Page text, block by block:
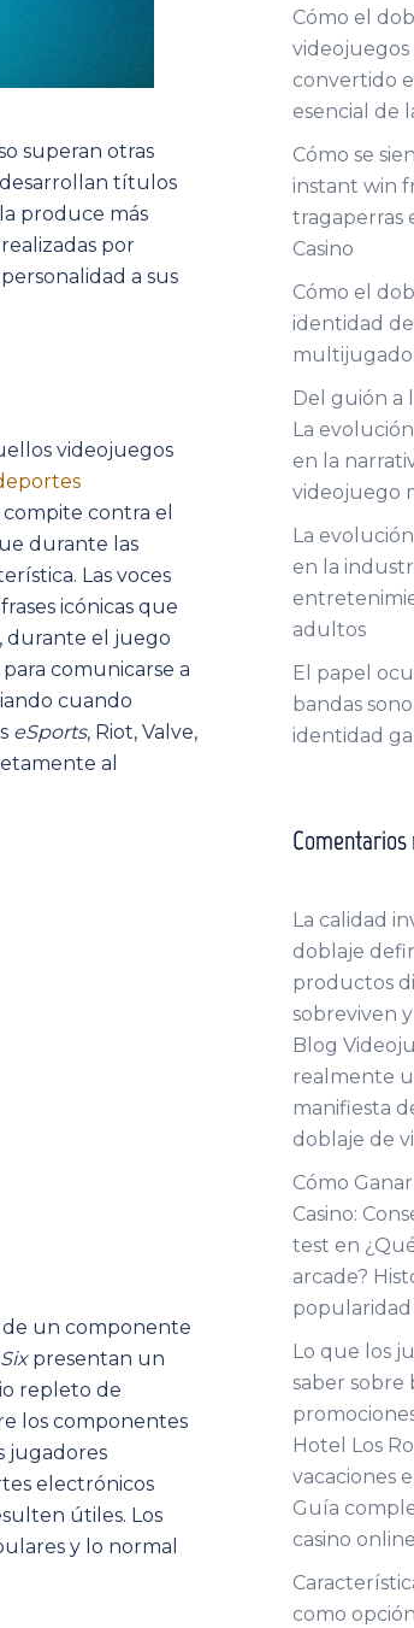
superan otras
desarrollan títulos
produce más
por
a sus
videojuegos
contra el
durante las
Las voces
icónicas que
durante el juego
comunicarse a
cuando
eSports, Riot, Valve,
al
de un componente
presentan un
repleto de
los componentes
jugadores
electrónicos
útiles. Los
y lo normal
Cómo el
videojuegos
convertido
esencial de
Cómo se
instant win
tragaperras
Casino
Cómo el
identidad
Del guión a
La
en la
videojuego
La
en la
adultos
El papel
bandas
identidad
La calidad
doblaje
productos
sobreviven
Blog
realmente
manifiesta
doblaje de
Cómo
Casino:
test en
arcade?
Lo que los
saber sobre
Hotel Los
vacaciones
Guía
casino
como